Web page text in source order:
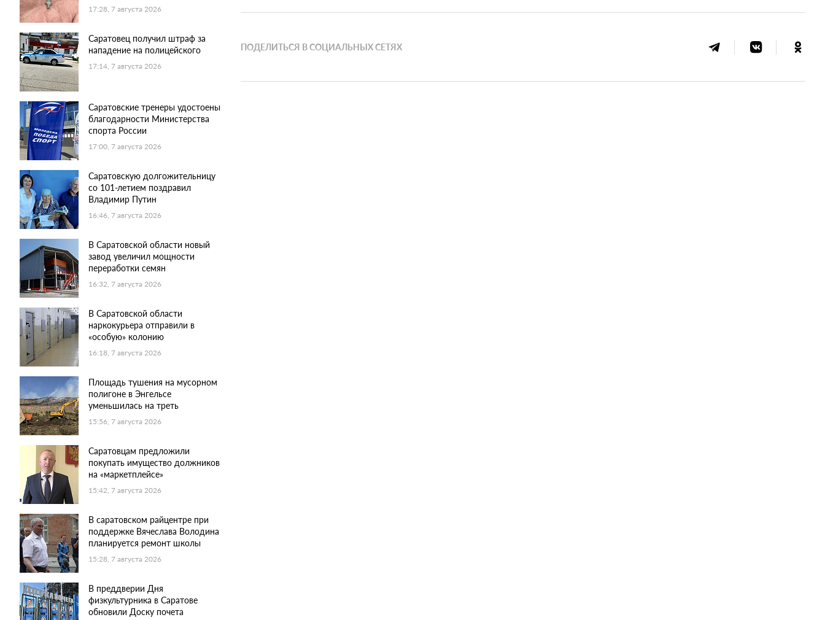
17:28, 7 августа 2026
Саратовец получил штраф за
нападение на полицейского
17:14, 7 августа 2026
Саратовские тренеры удостоены
благодарности Министерства
спорта России
17:00, 7 августа 2026
Саратовскую долгожительницу
со 101-летием поздравил
Владимир Путин
16:46, 7 августа 2026
В Саратовской области новый
завод увеличил мощности
переработки семян
16:32, 7 августа 2026
В Саратовской области
наркокурьера отправили в
«особую» колонию
16:18, 7 августа 2026
Площадь тушения на мусорном
полигоне в Энгельсе
уменьшилась на треть
15:56, 7 августа 2026
Саратовцам предложили
покупать имущество должников
на «маркетплейсе»
15:42, 7 августа 2026
В саратовском райцентре при
поддержке Вячеслава Володина
планируется ремонт школы
15:28, 7 августа 2026
В преддверии Дня
физкультурника в Саратове
обновили Доску почета
ПОДЕЛИТЬСЯ В СОЦИАЛЬНЫХ СЕТЯХ